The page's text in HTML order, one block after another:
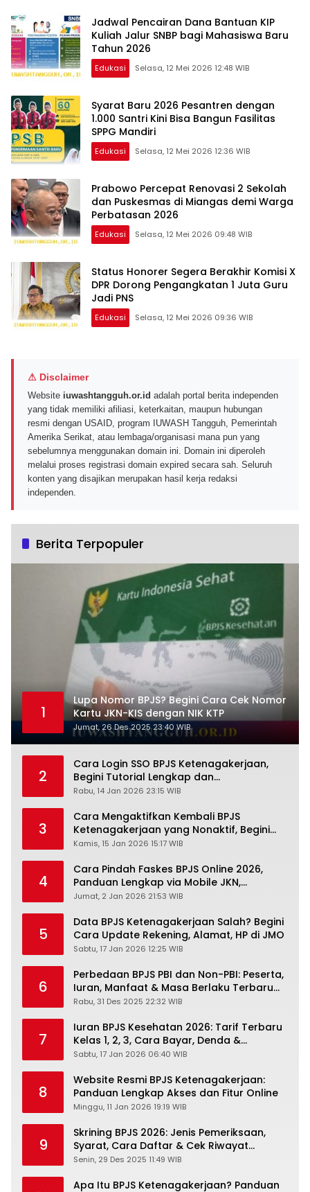
Jadwal Pencairan Dana Bantuan KIP
Kuliah Jalur SNBP bagi Mahasiswa Baru
Tahun 2026
Edukasi Selasa, 12 Mei 2026 12:48 WIB
Syarat Baru 2026 Pesantren dengan
1.000 Santri Kini Bisa Bangun Fasilitas
SPPG Mandiri
Edukasi Selasa, 12 Mei 2026 12:36 WIB
Prabowo Percepat Renovasi 2 Sekolah
dan Puskesmas di Miangas demi Warga
Perbatasan 2026
Edukasi Selasa, 12 Mei 2026 09:48 WIB
Status Honorer Segera Berakhir Komisi X
DPR Dorong Pengangkatan 1 Juta Guru
Jadi PNS
Edukasi Selasa, 12 Mei 2026 09:36 WIB
⚠ Disclaimer
Website iuwashtangguh.or.id adalah portal berita independen
yang tidak memiliki afiliasi, keterkaitan, maupun hubungan
resmi dengan USAID, program IUWASH Tangguh, Pemerintah
Amerika Serikat, atau lembaga/organisasi mana pun yang
sebelumnya menggunakan domain ini. Domain ini diperoleh
melalui proses registrasi domain expired secara sah. Seluruh
konten yang disajikan merupakan hasil kerja redaksi
independen.
Berita Terpopuler
1
Lupa Nomor BPJS? Begini Cara Cek Nomor
Kartu JKN-KIS dengan NIK KTP
Jumat, 26 Des 2025 23:40 WIB
2
Cara Login SSO BPJS Ketenagakerjaan,
Begini Tutorial Lengkap dan
Pengertiannya
Rabu, 14 Jan 2026 23:15 WIB
3
Cara Mengaktifkan Kembali BPJS
Ketenagakerjaan yang Nonaktif, Begini
Panduan Lengkapnya
Kamis, 15 Jan 2026 15:17 WIB
4
Cara Pindah Faskes BPJS Online 2026,
Panduan Lengkap via Mobile JKN,
PANDAWA & Offiline Kantor Cabang
Jumat, 2 Jan 2026 21:53 WIB
5
Data BPJS Ketenagakerjaan Salah? Begini
Cara Update Rekening, Alamat, HP di JMO
Sabtu, 17 Jan 2026 12:25 WIB
6
Perbedaan BPJS PBI dan Non-PBI: Peserta,
Iuran, Manfaat & Masa Berlaku Terbaru
2026
Rabu, 31 Des 2025 22:32 WIB
7
Iuran BPJS Kesehatan 2026: Tarif Terbaru
Kelas 1, 2, 3, Cara Bayar, Denda &
Panduan Lengkap Peserta JKN-KIS
Sabtu, 17 Jan 2026 06:40 WIB
8
Website Resmi BPJS Ketenagakerjaan:
Panduan Lengkap Akses dan Fitur Online
Minggu, 11 Jan 2026 19:19 WIB
9
Skrining BPJS 2026: Jenis Pemeriksaan,
Syarat, Cara Daftar & Cek Riwayat
Kesehatan Gratis
Senin, 29 Des 2025 11:49 WIB
Apa Itu BPJS Ketenagakerjaan? Panduan